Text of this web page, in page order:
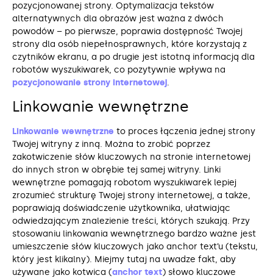
pozycjonowanej strony. Optymalizacja tekstów
alternatywnych dla obrazów jest ważna z dwóch
powodów – po pierwsze, poprawia dostępność Twojej
strony dla osób niepełnosprawnych, które korzystają z
czytników ekranu, a po drugie jest istotną informacją dla
robotów wyszukiwarek, co pozytywnie wpływa na
pozycjonowanie strony internetowej.
Linkowanie wewnętrzne
Linkowanie wewnętrzne to proces łączenia jednej strony
Twojej witryny z inną. Można to zrobić poprzez
zakotwiczenie słów kluczowych na stronie internetowej
do innych stron w obrębie tej samej witryny. Linki
wewnętrzne pomagają robotom wyszukiwarek lepiej
zrozumieć strukturę Twojej strony internetowej, a także,
poprawiają doświadczenie użytkownika, ułatwiając
odwiedzającym znalezienie treści, których szukają. Przy
stosowaniu linkowania wewnętrznego bardzo ważne jest
umieszczenie słów kluczowych jako anchor text’u (tekstu,
który jest klikalny). Miejmy tutaj na uwadze fakt, aby
używane jako kotwica (anchor text) słowo kluczowe